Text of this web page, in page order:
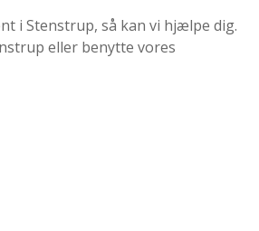
i Stenstrup, så kan vi hjælpe dig.
eller benytte vores